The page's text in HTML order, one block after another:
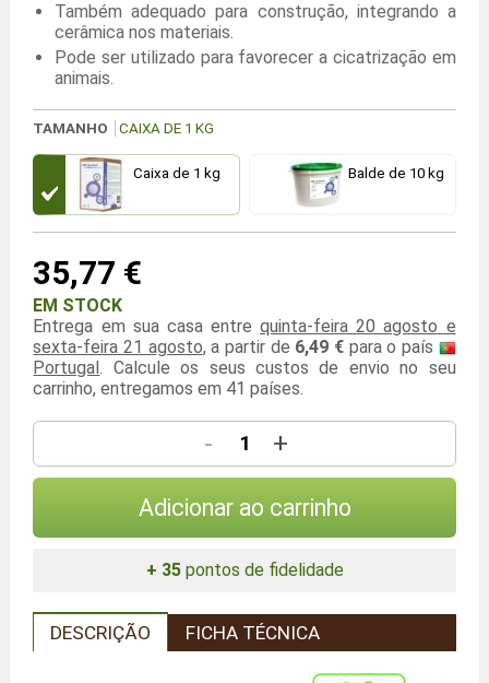
Também adequado para construção, integrando a
cerâmica nos materiais.
Pode ser utilizado para favorecer a cicatrização em
animais.
TAMANHO CAIXA DE 1 KG
Caixa de 1 kg Balde de 10 kg
35,77 €
EM STOCK
Entrega em sua casa entrequinta-feira 20 agosto e
sexta-feira 21 agosto, a partir de 6,49 € para o país
Portugal. Calcule os seus custos de envio no seu
carrinho, entregamos em 41 países.
- +
Adicionar ao carrinho
+ 35pontos de fidelidade
DESCRIÇÃO FICHA TÉCNICA